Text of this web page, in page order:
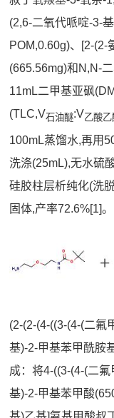
(2,6-二氧代哌啶-3-
POM,0.60g)、[2-(2-
(665.56mg)和N,N-
11mL二甲基亚砜
(TLC,V石油醚:V乙酸乙
100mL蒸馏水,再用
洗涤(25mL),无水硫
硅胶柱层析纯化(洗
固体,产率72.6%[1]。
(2-(2-(4-((3-(4-(二氟
基)-2-甲基苯甲酰胺
成：将4-((3-(4-(二
基)-2-甲基苯甲酸